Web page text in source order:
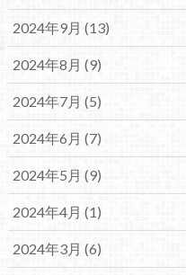
2024年9月 (13)
2024年8月 (9)
2024年7月 (5)
2024年6月 (7)
2024年5月 (9)
2024年4月 (1)
2024年3月 (6)